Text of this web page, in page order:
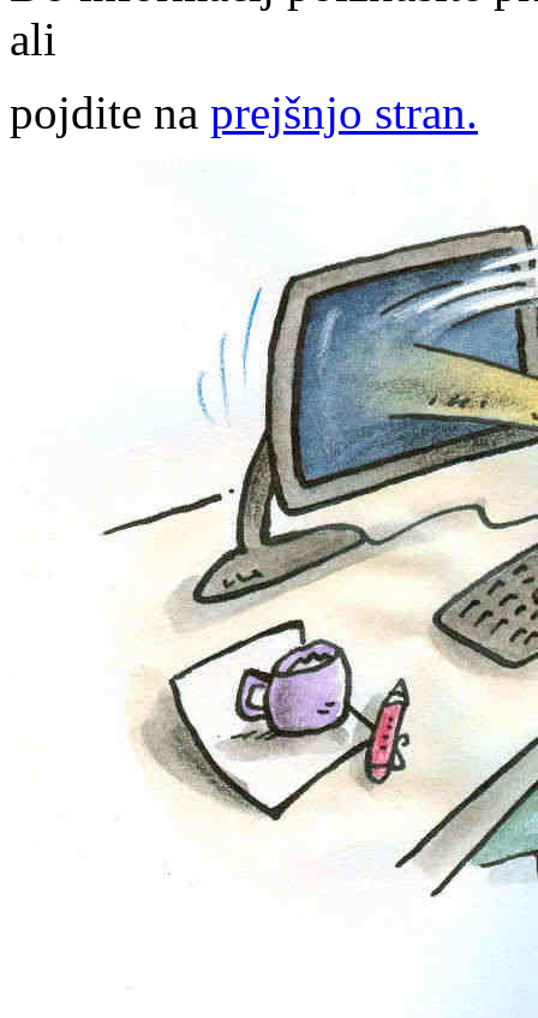
ali
pojdite na prejšnjo stran.